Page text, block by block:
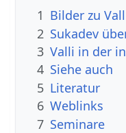
1 Bilder zu
2 Sukadev
3 Valli in der
4 Siehe auch
5 Literatur
6 Weblinks
7 Seminare